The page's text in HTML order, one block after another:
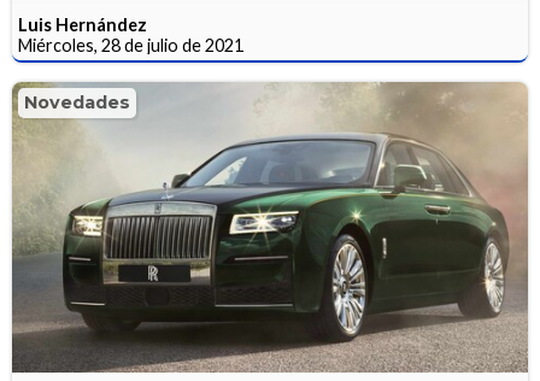
Luis Hernández
Miércoles, 28 de julio de 2021
Novedades